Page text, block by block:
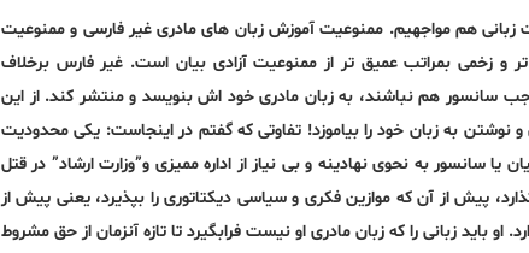
زبانی هم مواجهیم. ممنوعیت آموزش زبان های مادری غیر فارسی و ممنوعیت
تر و زخمی بمراتب عمیق تر از ممنوعیت آزادی بیان است. غیر فارس برخلاف
سانسور هم نباشند، به زبان مادری خود اش بنویسد و منتشر کند. از این
و نوشتن به زبان خود را بیاموزد! تفاوتی که گفتم در اینجاست: یکی محدودیت
به نحوی نهادینه و بی نیاز از اداره ممیزی و”وزارت ارشاد” در قتل
پیش از آن که موازین فکری و سیاسی دیکتاتوری را بپذیرد، یعنی پیش از
او باید زبانی را که زبان مادری او نیست فرابگیرد تا تازه آنزمان از حق مشروط